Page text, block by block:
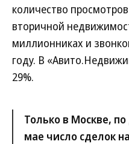
количество
вторичной
миллионниках и
году. В
29%.
Только в Москве,
мае число сделок